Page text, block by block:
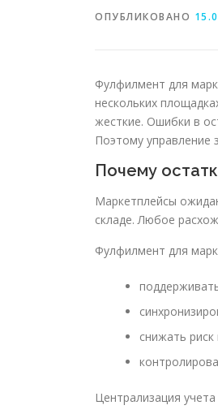
ОПУБЛИКОВАНО
Фулфилмент для
нескольких
жесткие. Ошибки в
Поэтому управление
Почему
Маркетплейсы
складе. Любое
Фулфилмент для
снижать
Централизация